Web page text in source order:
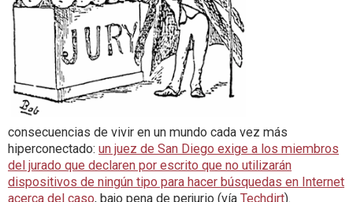
consecuencias de vivir en un mundo cada vez más
hiperconectado: un juez de San Diego exige a los miembros
del jurado que declaren por escrito que no utilizarán
dispositivos de ningún tipo para hacer búsquedas en Internet
acerca del caso, bajo pena de perjurio (vía Techdirt).